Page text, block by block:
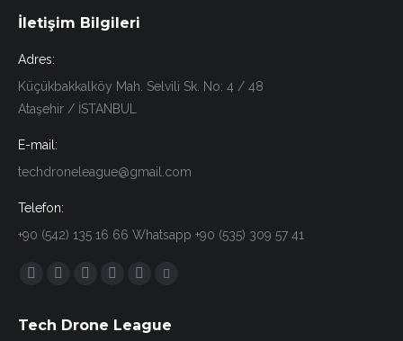
İletişim Bilgileri
Adres:
Küçükbakkalköy Mah. Selvili Sk. No: 4 / 48
Ataşehir / İSTANBUL
E-mail:
techdroneleague@gmail.com
Telefon:
+90 (542) 135 16 66 Whatsapp +90 (535) 309 57 41
Find us on:
opensopensopensopensopensopens
Tech Drone League